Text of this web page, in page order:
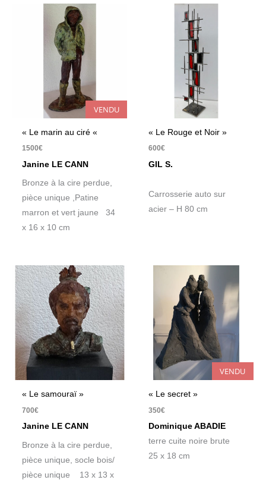
VENDU
« Le marin au ciré «
1500€
Janine LE CANN
Bronze à la cire perdue,
pièce unique ,Patine
marron et vert jaune 34
x 16 x 10 cm
« Le Rouge et Noir »
600€
GIL S.
Carrosserie auto sur
acier – H 80 cm
« Le samouraï »
700€
Janine LE CANN
Bronze à la cire perdue,
pièce unique, socle bois/
pièce unique 13 x 13 x
VENDU
« Le secret »
350€
Dominique ABADIE
terre cuite noire brute
25 x 18 cm